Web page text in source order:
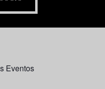
Eventos